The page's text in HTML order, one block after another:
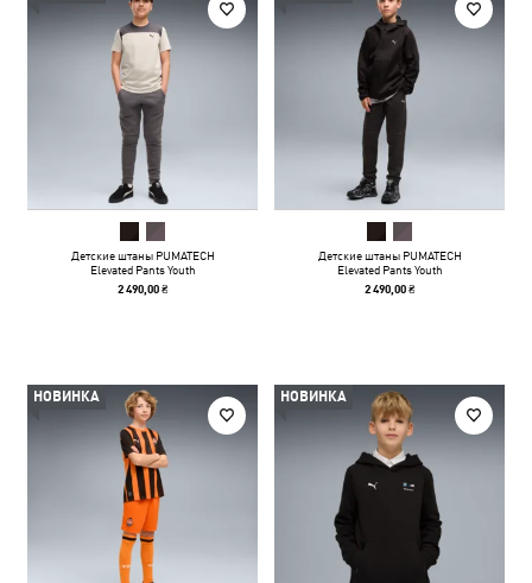
Детские штаны PUMATECH
Elevated Pants Youth
2 490,00 ₴
Детские штаны PUMATECH
Elevated Pants Youth
2 490,00 ₴
НОВИНКА НОВИНКА